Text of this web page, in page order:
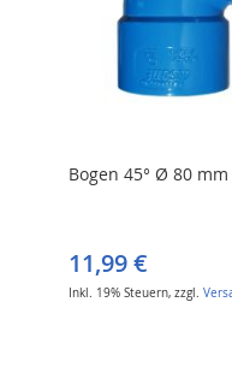
Bogen 45° Ø 80 mm
11,99 €
Inkl. 19% Steuern,zzgl.